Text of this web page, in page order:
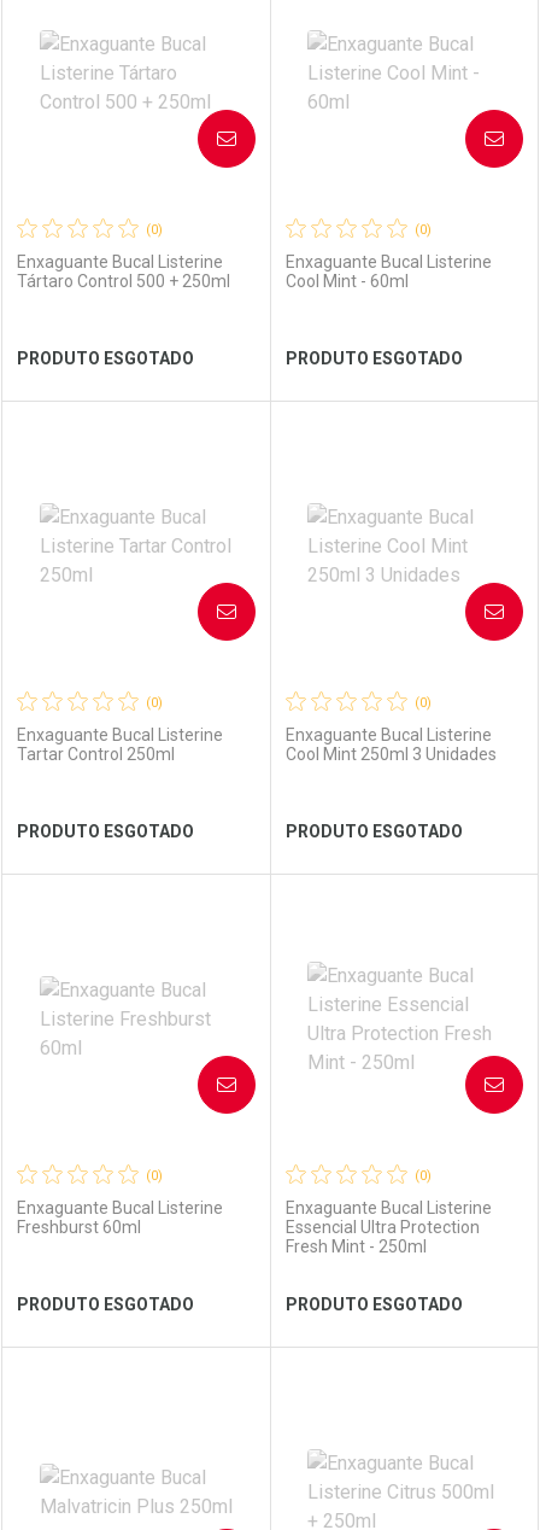
Laboratório
Ver Desconto Convênio
Por Menos Laboratório
Ver Desconto Convênio
Por Menos
(0)
Enxaguante Bucal Listerine
Tártaro Control 500 + 250ml
PRODUTO ESGOTADO
AVISE-ME
Laboratório
Ver Desconto Convênio
Por Menos
(0)
Enxaguante Bucal Listerine
Cool Mint - 60ml
PRODUTO ESGOTADO
AVISE-ME
Laboratório
Ver Desconto Convênio
Por Menos
(0)
Enxaguante Bucal Listerine
Tartar Control 250ml
PRODUTO ESGOTADO
AVISE-ME
Laboratório
Ver Desconto Convênio
Por Menos
(0)
Enxaguante Bucal Listerine
Cool Mint 250ml 3 Unidades
PRODUTO ESGOTADO
AVISE-ME
Laboratório
Ver Desconto Convênio
Por Menos
(0)
Enxaguante Bucal Listerine
Freshburst 60ml
PRODUTO ESGOTADO
AVISE-ME
(0)
Enxaguante Bucal Listerine
Essencial Ultra Protection
Fresh Mint - 250ml
PRODUTO ESGOTADO
AVISE-ME
Laboratório
Por Menos